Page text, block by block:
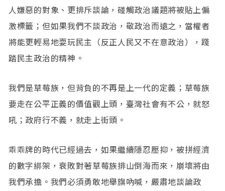
人嫌惡的對象、更排斥談論，碰觸政治議題將被貼上偏
激標籤；但如果我們不談政治，敬政治而遠之，當權者
將能更輕易地耍玩民主（反正人民又不在意政治），踐
踏民主政治的精神。
我們是草莓族，但背負的不再是上一代的定義；草莓族
要走在公平正義的價值觀上頭，臺灣社會有不公，就怒
吼；政府行不義，就走上街頭。
乖乖牌的時代已經過去，如果繼續隱忍壓抑，被拼經濟
的數字綁架，衰敗對著草莓族排山倒海而來，崩壞將由
我們承擔。我們必須勇敢地舉旗吶喊，嚴肅地談論政